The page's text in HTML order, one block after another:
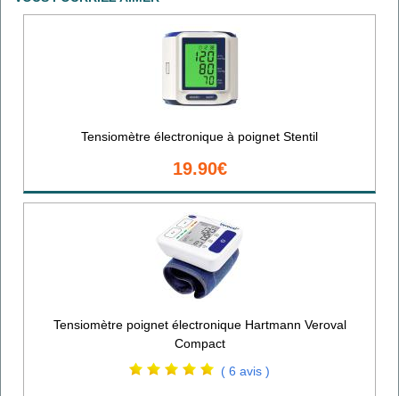
Tensiomètre électronique à poignet Stentil
19.90€
Tensiomètre poignet électronique Hartmann Veroval
Compact
( 6 avis )